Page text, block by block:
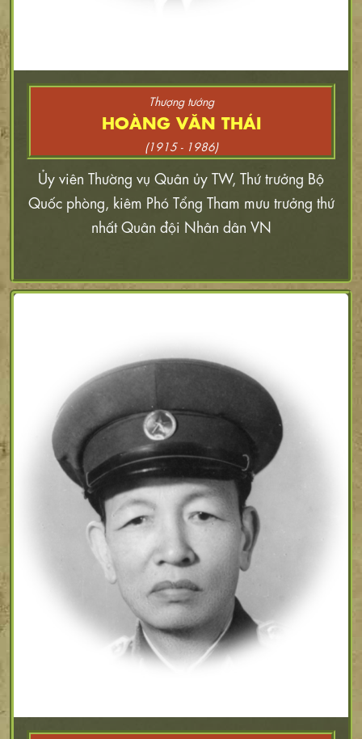
Thượng tướng
HOÀNG VĂN THÁI
(1915 - 1986)
Ủy viên Thường vụ Quân ủy TW, Thứ trưởng Bộ
Quốc phòng, kiêm Phó Tổng Tham mưu trưởng thứ
nhất Quân đội Nhân dân VN